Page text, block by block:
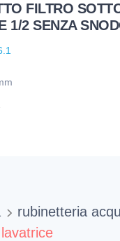
FILTRO
1/2 SENZA
rubinetteria